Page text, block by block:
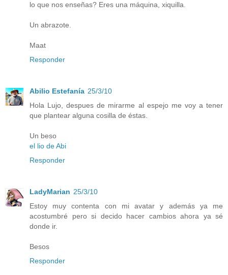
lo que nos enseñas? Eres una máquina, xiquilla.
Un abrazote.
Maat
Responder
Abilio Estefanía 25/3/10
Hola Lujo, despues de mirarme al espejo me voy a tener
que plantear alguna cosilla de éstas.
Un beso
el lio de Abi
Responder
LadyMarian 25/3/10
Estoy muy contenta con mi avatar y además ya me
acostumbré pero si decido hacer cambios ahora ya sé
donde ir.
Besos
Responder